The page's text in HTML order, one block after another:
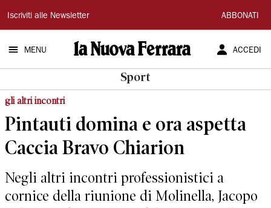
La
Nuova
Ferrara
Iscriviti alle Newsletter ABBONATI
MENU ACCEDI
Sport
gli altri incontri
Pintauti domina e ora aspetta
Caccia Bravo Chiarion
Negli altri incontri professionistici a
cornice della riunione di Molinella, Jacopo